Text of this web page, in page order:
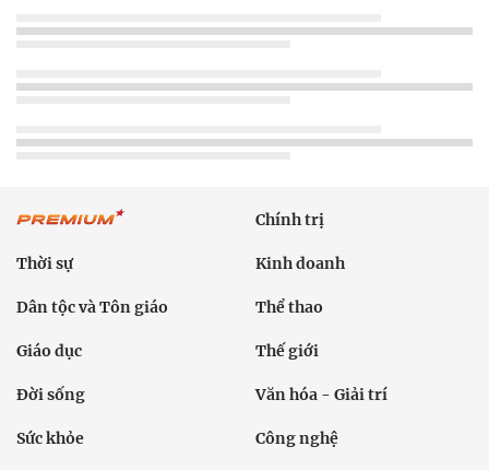
Chính trị
Thời sự Kinh doanh
Dân tộc và Tôn giáo Thể thao
Giáo dục Thế giới
Đời sống Văn hóa - Giải trí
Sức khỏe Công nghệ